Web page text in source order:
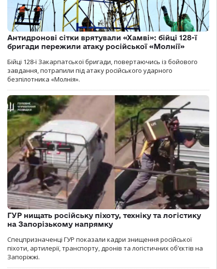
Антидронові сітки врятували «Хамві»: бійці 128-ї
бригади пережили атаку російської «Молнії»
Бійці 128-ї Закарпатської бригади, повертаючись із бойового
завдання, потрапили під атаку російського ударного
безпілотника «Молнія».
ГУР нищать російську піхоту, техніку та логістику
на Запорізькому напрямку
Спецпризначенці ГУР показали кадри знищення російської
піхоти, артилерії, транспорту, дронів та логістичних об’єктів на
Запоріжжі.